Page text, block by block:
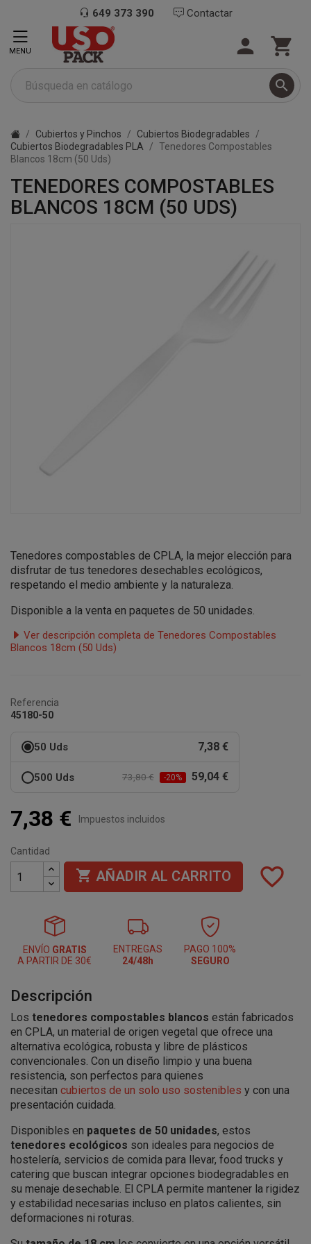
649 373 390 Contactar

 
MENU
Cubiertos y Pinchos
Cubiertos Biodegradables
Cubiertos Biodegradables PLA
Tenedores Compostables
Blancos 18cm (50 Uds)
TENEDORES COMPOSTABLES
BLANCOS 18CM (50 UDS)
Tenedores compostables de CPLA, la mejor elección para
disfrutar de tus tenedores desechables ecológicos,
respetando el medio ambiente y la naturaleza.
Disponible a la venta en paquetes de 50 unidades.
Ver descripción completa de Tenedores Compostables
Blancos 18cm (50 Uds)
Referencia
45180-50
50 Uds 7,38 €
500 Uds 73,80 € -20% 59,04 €
7,38 € Impuestos incluidos
Cantidad
 AÑADIR AL CARRITO favorite_border
ENVÍO GRATIS
A PARTIR DE 30€
ENTREGAS
24/48h
PAGO 100%
SEGURO
Descripción
Los tenedores compostables blancos están fabricados
en CPLA, un material de origen vegetal que ofrece una
alternativa ecológica, robusta y libre de plásticos
convencionales. Con un diseño limpio y una buena
resistencia, son perfectos para quienes
necesitan cubiertos de un solo uso sostenibles y con una
presentación cuidada.
Disponibles en paquetes de 50 unidades, estos
tenedores ecológicos son ideales para negocios de
hostelería, servicios de comida para llevar, food trucks y
catering que buscan integrar opciones biodegradables en
su menaje desechable. El CPLA permite mantener la rigidez
y estabilidad necesarias incluso en platos calientes, sin
deformaciones ni roturas.